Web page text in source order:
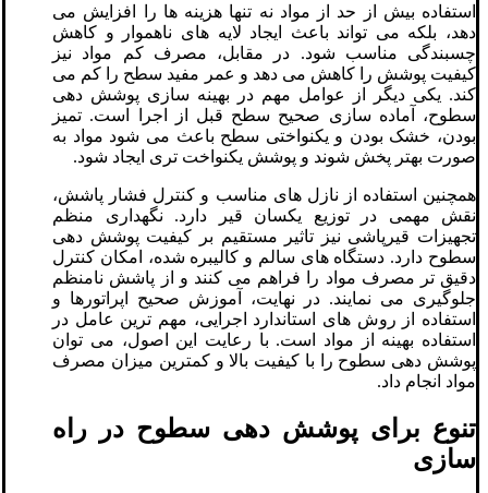
استفاده بیش از حد از مواد نه تنها هزینه ها را افزایش می
دهد، بلکه می تواند باعث ایجاد لایه های ناهموار و کاهش
چسبندگی مناسب شود. در مقابل، مصرف کم مواد نیز
کیفیت پوشش را کاهش می دهد و عمر مفید سطح را کم می
کند. یکی دیگر از عوامل مهم در بهینه سازی پوشش دهی
سطوح، آماده سازی صحیح سطح قبل از اجرا است. تمیز
بودن، خشک بودن و یکنواختی سطح باعث می شود مواد به
صورت بهتر پخش شوند و پوشش یکنواخت تری ایجاد شود.
همچنین استفاده از نازل های مناسب و کنترل فشار پاشش،
نقش مهمی در توزیع یکسان قیر دارد. نگهداری منظم
تجهیزات قیرپاشی نیز تاثیر مستقیم بر کیفیت پوشش دهی
سطوح دارد. دستگاه های سالم و کالیبره شده، امکان کنترل
دقیق تر مصرف مواد را فراهم می کنند و از پاشش نامنظم
جلوگیری می نمایند. در نهایت، آموزش صحیح اپراتورها و
استفاده از روش های استاندارد اجرایی، مهم ترین عامل در
استفاده بهینه از مواد است. با رعایت این اصول، می توان
پوشش دهی سطوح را با کیفیت بالا و کمترین میزان مصرف
مواد انجام داد.
تنوع برای پوشش دهی سطوح در راه
سازی